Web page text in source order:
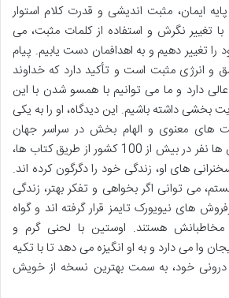
ایمان، مثبت اندیشی و قدرت کلام استوار
تغییر نگرش و استفاده از کلمات مثبت، می
را تغییر دهیم و به اهدافمان دست یابیم. پیام
و انرژی مثبت است و تأکید دارد که خداوند
دارد و ما می توانیم با همسو شدن با این
بخشی داشته باشیم. این دیدگاه، او را به یکی
های معنوی و الهام بخش در سراسر جهان
تبدیل کرده است. میلیون ها نفر در بیش از 100 کشور از طریق کتاب ها،
های او، زندگی خود را دگرگون کرده اند.
می توانی اگر بخواهی و تفکر بهتر، زندگی
های نیویورک تایمز قرار گرفته اند و گواه
مخاطبانش هستند. اوستین با لحنی گرم و
وا می دارد و به او انگیزه می دهد تا با تکیه
درونی خود، به سمت بهترین نسخه از خویش